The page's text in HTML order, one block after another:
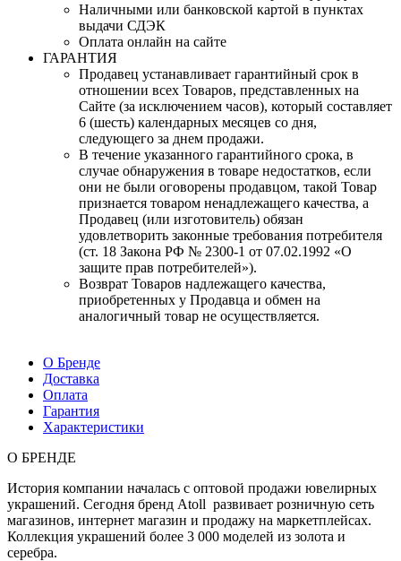
Наличными или банковской картой в пунктах
выдачи СДЭК
Оплата онлайн на сайте
ГАРАНТИЯ
Продавец устанавливает гарантийный срок в
отношении всех Товаров, представленных на
Сайте (за исключением часов), который составляет
6 (шесть) календарных месяцев со дня,
следующего за днем продажи.
В течение указанного гарантийного срока, в
случае обнаружения в товаре недостатков, если
они не были оговорены продавцом, такой Товар
признается товаром ненадлежащего качества, а
Продавец (или изготовитель) обязан
удовлетворить законные требования потребителя
(ст. 18 Закона РФ № 2300-1 от 07.02.1992 «О
защите прав потребителей»).
Возврат Товаров надлежащего качества,
приобретенных у Продавца и обмен на
аналогичный товар не осуществляется.
О Бренде
Доставка
Оплата
Гарантия
Характеристики
О БРЕНДЕ
История компании началась с оптовой продажи ювелирных
украшений. Сегодня бренд Atoll развивает розничную сеть
магазинов, интернет магазин и продажу на маркетплейсах.
Коллекция украшений более 3 000 моделей из золота и
серебра.